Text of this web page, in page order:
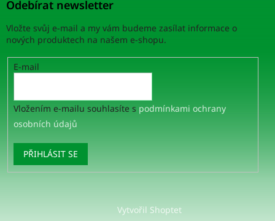
Odebírat newsletter
Vložte svůj e-mail a my vám budeme zasílat informace o
nových produktech na našem e-shopu.
E-mail
Vložením e-mailu souhlasíte s podmínkami ochrany
osobních údajů
PŘIHLÁSIT SE
Vytvořil Shoptet